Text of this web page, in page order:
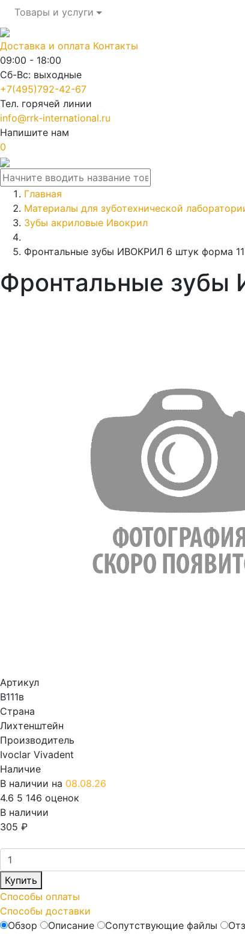
Товары и услуги
Доставка и оплата Контакты
09:00 - 18:00
Сб-Вс: выходные
+7(495)792-42-67
Тел. горячей линии
info@rrk-international.ru
Напишите нам
0
Главная
Материалы для зуботехнической
Зубы акриловые Ивокрил
Фронтальные зубы ИВОКРИЛ 6 штук форма 11
Фронтальные зубы
Артикул
В111в
Страна
Лихтенштейн
Производитель
Ivoclar Vivadent
Наличие
В наличии на 08.08.26
4.6 5 146 оценок
В наличии
305 ₽
Купить
Способы оплаты
Способы доставки
Обзор
Описание Сопутствующие файлы